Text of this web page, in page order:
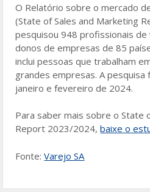
O Relatório sobre o mercado
(State of Sales and Marketing
pesquisou 948 profissionais
donos de empresas de 85
inclui pessoas que trabalham
grandes empresas. A pesquisa
janeiro e fevereiro de 2024.
Para saber mais sobre o State
Report 2023/2024,baixe o
Fonte:Varejo SA